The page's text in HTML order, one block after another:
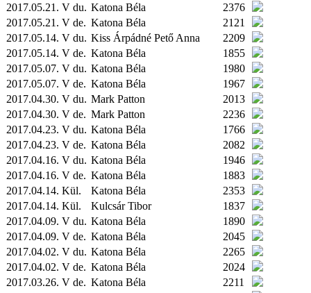
2017.05.21. V du. Katona Béla
2376
2017.05.21. V de. Katona Béla
2121
2017.05.14. V du. Kiss Árpádné Pető Anna
2209
2017.05.14. V de. Katona Béla
1855
2017.05.07. V du. Katona Béla
1980
2017.05.07. V de. Katona Béla
1967
2017.04.30. V du. Mark Patton
2013
2017.04.30. V de. Mark Patton
2236
2017.04.23. V du. Katona Béla
1766
2017.04.23. V de. Katona Béla
2082
2017.04.16. V du. Katona Béla
1946
2017.04.16. V de. Katona Béla
1883
2017.04.14. Kül. Katona Béla
2353
2017.04.14. Kül. Kulcsár Tibor
1837
2017.04.09. V du. Katona Béla
1890
2017.04.09. V de. Katona Béla
2045
2017.04.02. V du. Katona Béla
2265
2017.04.02. V de. Katona Béla
2024
2017.03.26. V de. Katona Béla
2211